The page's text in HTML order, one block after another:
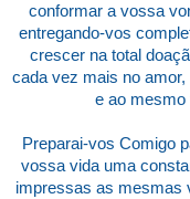
conformar a vossa
entregando-vos
crescer na total
cada vez mais no
e ao mesmo
Preparai-vos Comigo
vossa vida uma
impressas as mesmas